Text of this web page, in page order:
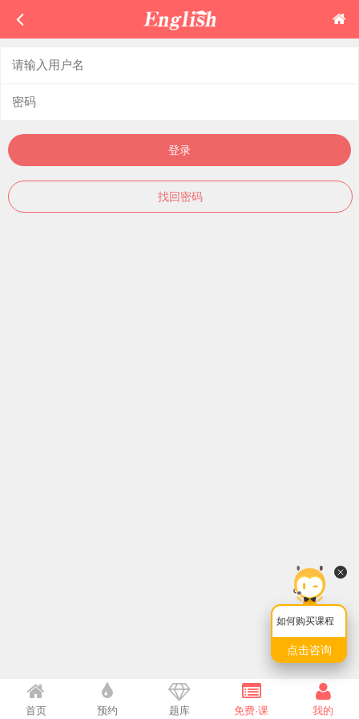
登录
找回密码
如何购买课程
点击咨询
首页 预约 题库 免费·课 我的